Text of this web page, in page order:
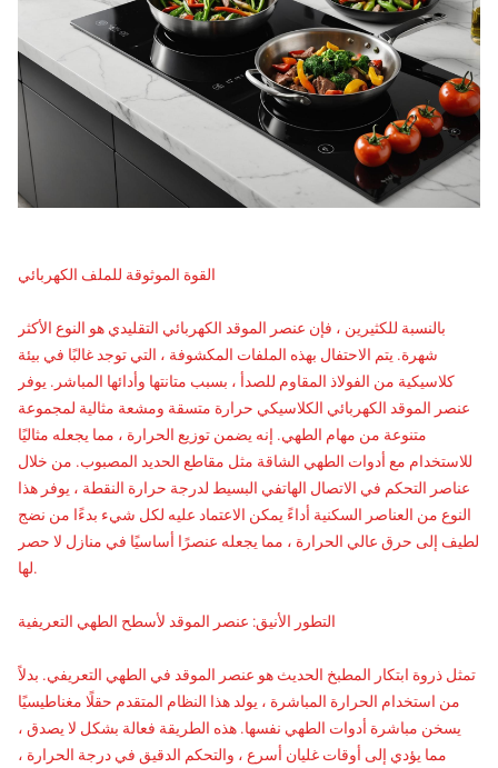
القوة الموثوقة للملف الكهربائي
بالنسبة للكثيرين ، فإن عنصر الموقد الكهربائي التقليدي هو النوع الأكثر
شهرة. يتم الاحتفال بهذه الملفات المكشوفة ، التي توجد غالبًا في بيئة
كلاسيكية من الفولاذ المقاوم للصدأ ، بسبب متانتها وأدائها المباشر. يوفر
عنصر الموقد الكهربائي الكلاسيكي حرارة متسقة ومشعة مثالية لمجموعة
متنوعة من مهام الطهي. إنه يضمن توزيع الحرارة ، مما يجعله مثاليًا
للاستخدام مع أدوات الطهي الشاقة مثل مقاطع الحديد المصبوب. من خلال
عناصر التحكم في الاتصال الهاتفي البسيط لدرجة حرارة النقطة ، يوفر هذا
النوع من العناصر السكنية أداءً يمكن الاعتماد عليه لكل شيء بدءًا من نضج
لطيف إلى حرق عالي الحرارة ، مما يجعله عنصرًا أساسيًا في منازل لا حصر
لها.
التطور الأنيق: عنصر الموقد لأسطح الطهي التعريفية
تمثل ذروة ابتكار المطبخ الحديث هو عنصر الموقد في الطهي التعريفي. بدلاً
من استخدام الحرارة المباشرة ، يولد هذا النظام المتقدم حقلًا مغناطيسيًا
يسخن مباشرة أدوات الطهي نفسها. هذه الطريقة فعالة بشكل لا يصدق ،
مما يؤدي إلى أوقات غليان أسرع ، والتحكم الدقيق في درجة الحرارة ،